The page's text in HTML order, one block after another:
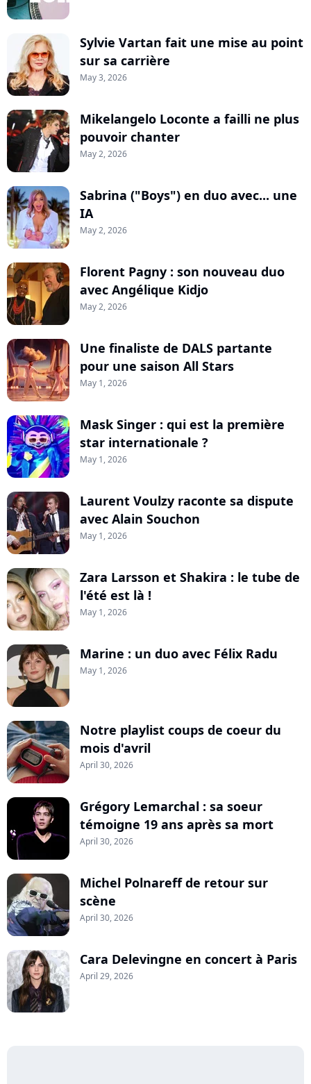
Sylvie Vartan fait une mise au point
sur sa carrière
May 3, 2026
Mikelangelo Loconte a failli ne plus
pouvoir chanter
May 2, 2026
Sabrina ("Boys") en duo avec... une
IA
May 2, 2026
Florent Pagny : son nouveau duo
avec Angélique Kidjo
May 2, 2026
Une finaliste de DALS partante
pour une saison All Stars
May 1, 2026
Mask Singer : qui est la première
star internationale ?
May 1, 2026
Laurent Voulzy raconte sa dispute
avec Alain Souchon
May 1, 2026
Zara Larsson et Shakira : le tube de
l'été est là !
May 1, 2026
Marine : un duo avec Félix Radu
May 1, 2026
Notre playlist coups de coeur du
mois d'avril
April 30, 2026
Grégory Lemarchal : sa soeur
témoigne 19 ans après sa mort
April 30, 2026
Michel Polnareff de retour sur
scène
April 30, 2026
Cara Delevingne en concert à Paris
April 29, 2026